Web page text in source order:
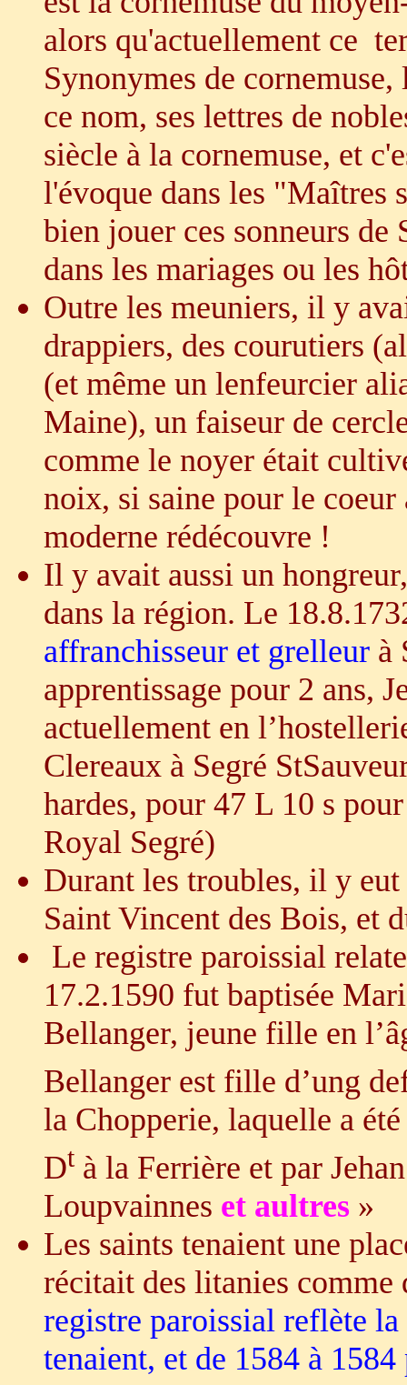
alors qu'actuellement ce
Synonymes de
ce nom, ses lettres de
siècle à la cornemuse, et
l'évoque dans les "Maîtres
bien jouer ces sonneurs
dans les mariages ou les
Outre les meuniers, il y
drappiers, des courutiers
(et même un lenfeurcier
Maine), un faiseur de
comme le noyer était
noix, si saine pour le coeur
moderne rédécouvre !
Il y avait aussi un
dans la région. Le
affranchisseur et grelleur à
apprentissage pour 2 ans,
actuellement en
Clereaux à Segré
hardes, pour 47 L 10 s
Royal Segré)
Durant les troubles, il y
Saint Vincent des Bois, et
Le registre paroissial
17.2.1590 fut baptisée
Bellanger, jeune fille en
Bellanger est fille d’ung
la Chopperie, laquelle a
Dtà la Ferrière et par
Loupvainnes et aultres »
Les saints tenaient une
récitait des litanies comme
registre paroissial reflète
tenaient, et de 1584 à